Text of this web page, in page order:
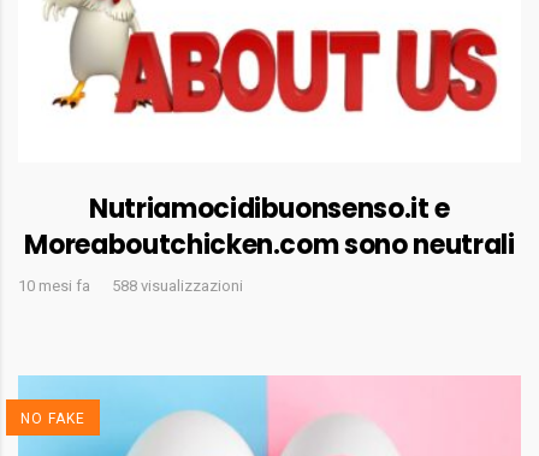
Nutriamocidibuonsenso.it e
Moreaboutchicken.com sono neutrali
10 mesi fa 588 visualizzazioni
NO FAKE